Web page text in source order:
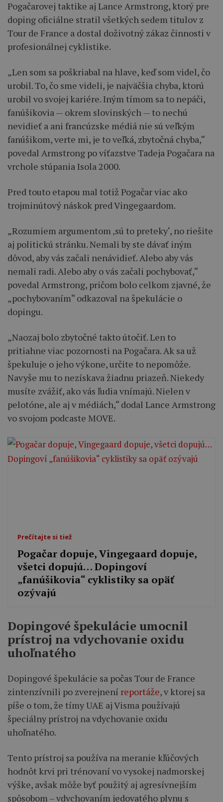
Pogačarovej taktike aj Lance Armstrong, ktorý pre
doping oficiálne stratil všetkých sedem titulov z
Tour de France a dostal doživotný zákaz činnosti v
profesionálnej cyklistike.
„Len som sa poškriabal na hlave, keď som videl, čo
urobil. To, čo sme videli, je najväčšia chyba, ktorú
urobil vo svojej kariére. Iným tímom sa to nepáči,
fanúšikovia — okrem slovinských — to nechú
nevidieť a ani francúzske médiá nie sú veľkým
fanúšikom, verte mi, je to veľká, zbytočná chyba,“
povedal Armstrong po víťazstve Tadeja Pogačara na
vrchole stúpania Isola 2000.
Pred touto etapou mal totiž Pogačar viac ako
trojminútový náskok pred Vingegaardom.
„Rozumiem argumentom ‚sú to preteky‘, no riešite
aj politickú stránku. Nemali by ste dávať iným
dôvod, aby vás začali nenávidieť. Alebo aby vás
nemali radi. Alebo aby o vás začali pochybovať,“
povedal Armstrong, pričom bolo celkom zjavné, že
„pochybovaním“ odkazoval na špekulácie o
dopingu.
„Naozaj bolo zbytočné takto útočiť. Len to
pritiahne viac pozornosti na Pogačara. Ak sa už
špekuluje o jeho výkone, určite to nepomôže.
Navyše mu to nezískava žiadnu priazeň. Niekedy
musíte zvážiť, ako vás ľudia vnímajú. Nielen v
pelotóne, ale aj v médiách,“ dodal Lance Armstrong
vo svojom podcaste MOVE.
Prečítajte si tiež
Pogačar dopuje, Vingegaard dopuje,
všetci dopujú… Dopingoví
„fanúšikovia“ cyklistiky sa opäť
ozývajú
Dopingové špekulácie umocnil
prístroj na vdychovanie oxidu
uhoľnatého
Dopingové špekulácie sa počas Tour de France
zintenzívnili po zverejnení reportáže, v ktorej sa
píše o tom, že tímy UAE aj Visma používajú
špeciálny prístroj na vdychovanie oxidu
uhoľnatého.
Tento prístroj sa používa na meranie kľúčových
hodnôt krvi pri trénovaní vo vysokej nadmorskej
výške, avšak môže byť použitý aj agresívnejším
spôsobom – vdychovaním jedovatého plynu s